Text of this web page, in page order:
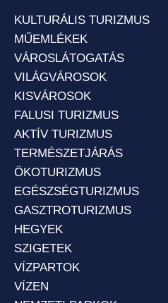
KULTURÁLIS TURIZMUS
MŰEMLÉKEK
VÁROSLÁTOGATÁS
VILÁGVÁROSOK
KISVÁROSOK
FALUSI TURIZMUS
AKTÍV TURIZMUS
TERMÉSZETJÁRÁS
ÖKOTURIZMUS
EGÉSZSÉGTURIZMUS
GASZTROTURIZMUS
HEGYEK
SZIGETEK
VÍZPARTOK
VÍZEN